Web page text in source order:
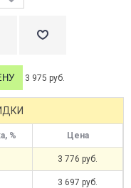
3 975 руб.
% Цена
3 776 руб.
3 697 руб.